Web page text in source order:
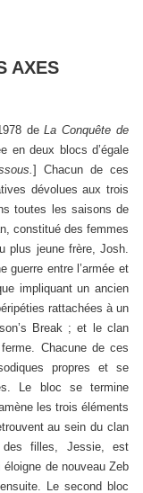
AXES
deLa Conquête de
en deux blocs d’égale
] Chacun de ces
dévolues aux trois
toutes les saisons de
constitué des femmes
plus jeune frère, Josh.
guerre entre l’armée et
impliquant un ancien
rattachées à un
Break ; et le clan
Chacune de ces
propres et se
Le bloc se termine
les trois éléments
au sein du clan
filles, Jessie, est
de nouveau Zeb
Le second bloc